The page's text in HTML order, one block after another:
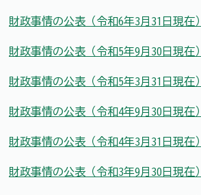
財政事情の公表（令和6年3月31日現在）
財政事情の公表（令和5年9月30日現在）
財政事情の公表（令和5年3月31日現在）
財政事情の公表（令和4年9月30日現在）
財政事情の公表（令和4年3月31日現在）
財政事情の公表（令和3年9月30日現在）